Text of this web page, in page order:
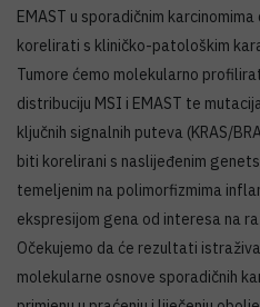
EMAST u sporadičnim
korelirati s kliničko-patološkim
Tumore ćemo molekularno
distribuciju MSI i EMAST te
ključnih signalnih puteva (KRAS/
biti korelirani s naslijeđenim
temeljenim na polimorfizmima
ekspresijom gena od interesa na
Očekujemo da će rezultati
molekularne osnove sporadičnih